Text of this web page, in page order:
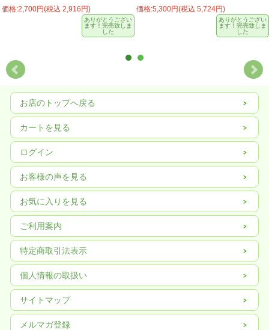
価格:2,700円(税込 2,916円)
ありがとうござい
ます！完売致しま
した
価格:5,300円(税込 5,724円)
ありがとうござい
ます！完売致しま
した
お店のトップへ戻る
カートを見る
ログイン
お客様の声を見る
お気に入りを見る
ご利用案内
特定商取引法表示
個人情報の取扱い
サイトマップ
メルマガ登録